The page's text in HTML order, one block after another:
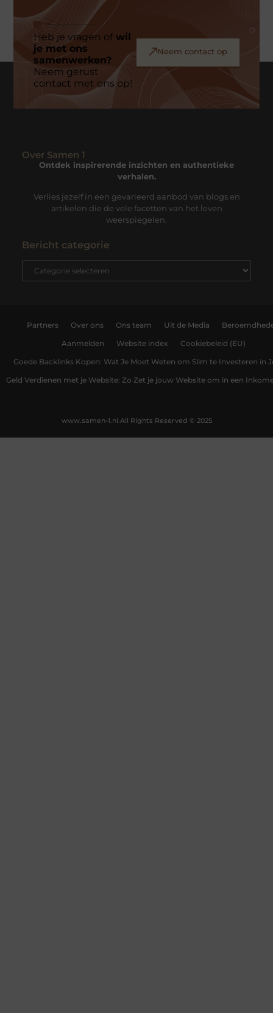
Heb je vragen ofwil
je met ons
samenwerken?
Neem gerust
contact met ons op!
Neem contact op
Over Samen 1
Ontdek inspirerende inzichten en authentieke
verhalen.
Verlies jezelf in een gevarieerd aanbod van blogs en
artikelen die de vele facetten van het leven
weerspiegelen.
Bericht categorie
Partners Over ons Ons team Uit de Media
Aanmelden Website index Cookiebeleid (EU)
Goede Backlinks Kopen: Wat Je Moet Weten om Slim te Investeren in
Geld Verdienen met je Website: Zo Zet je jouw Website om in een
All Rights Reserved © 2025
www.samen-1.nl.